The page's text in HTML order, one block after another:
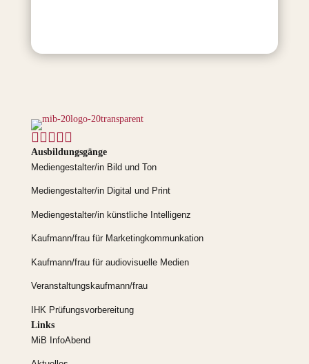

Ausbildungsgänge
Mediengestalter/in Bild und Ton
Mediengestalter/in Digital und Print
Mediengestalter/in künstliche Intelligenz
Kaufmann/frau für Marketingkommunkation
Kaufmann/frau für audiovisuelle Medien
Veranstaltungskaufmann/frau
IHK Prüfungsvorbereitung
Links
MiB InfoAbend